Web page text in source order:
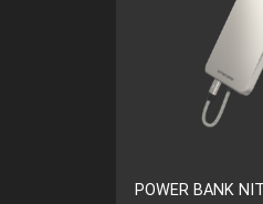
POWER BANK